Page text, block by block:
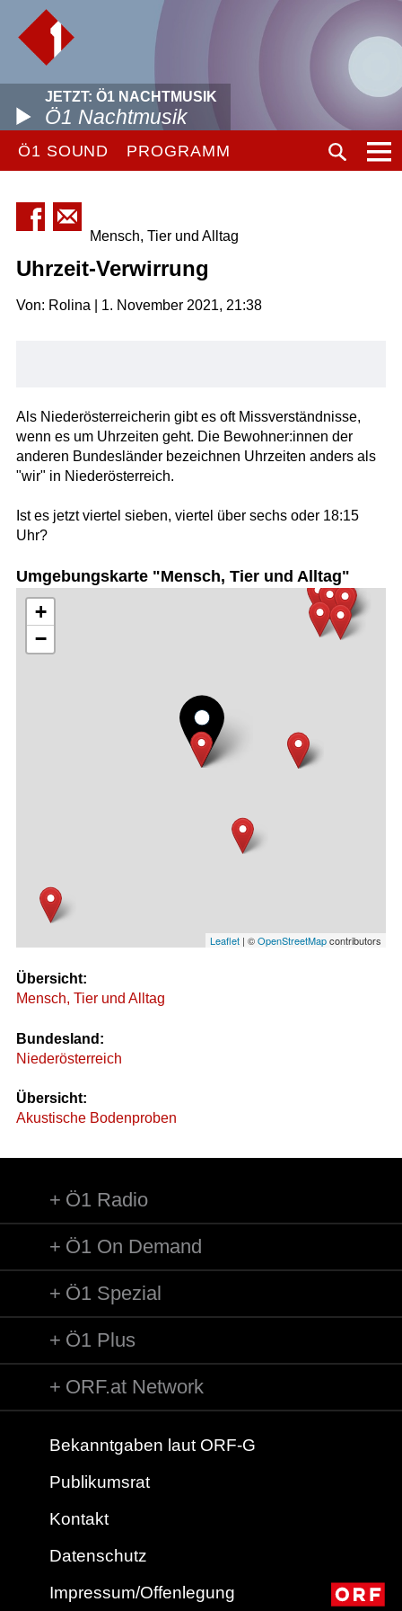
JETZT: Ö1 NACHTMUSIK
Ö1 Nachtmusik
Ö1 SOUND PROGRAMM
Mensch, Tier und Alltag
Uhrzeit-Verwirrung
Von: Rolina | 1. November 2021, 21:38
Als Niederösterreicherin gibt es oft Missverständnisse,
wenn es um Uhrzeiten geht. Die Bewohner:innen der
anderen Bundesländer bezeichnen Uhrzeiten anders als
"wir" in Niederösterreich.
Ist es jetzt viertel sieben, viertel über sechs oder 18:15
Uhr?
Umgebungskarte "Mensch, Tier und Alltag"
+
−
Leaflet | ©OpenStreetMapcontributors
Übersicht:
Mensch, Tier und Alltag
Bundesland:
Niederösterreich
Übersicht:
Akustische Bodenproben
Ö1 Radio
Ö1 On Demand
Ö1 Spezial
Ö1 Plus
ORF.at Network
Bekanntgaben laut ORF-G
Publikumsrat
Kontakt
Datenschutz
Impressum/Offenlegung